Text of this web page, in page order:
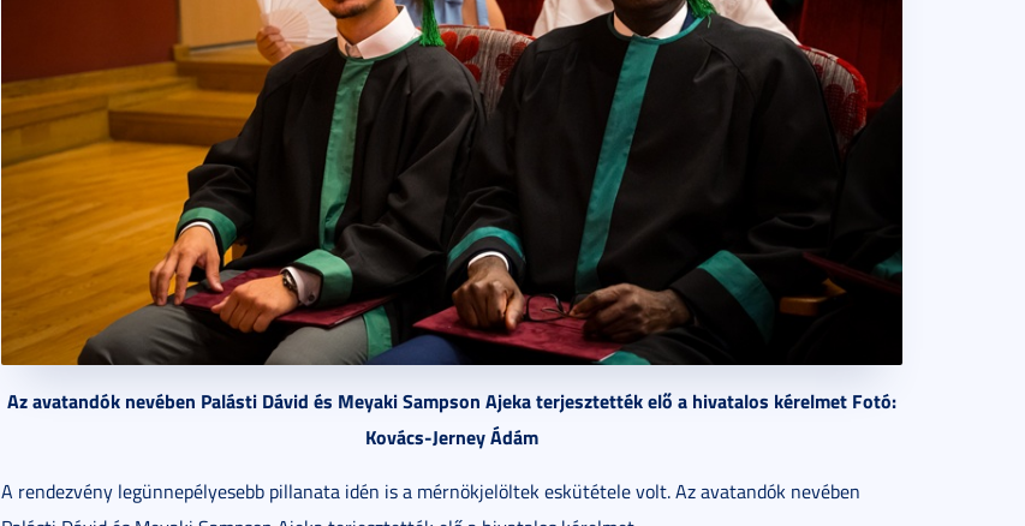
Az avatandók nevében Palásti Dávid és Meyaki Sampson Ajeka terjesztették elő a hivatalos kérelmet Fotó:
Kovács-Jerney Ádám
A rendezvény legünnepélyesebb pillanata idén is a mérnökjelöltek eskütétele volt. Az avatandók nevében